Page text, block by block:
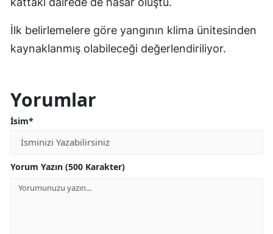
İlk belirlemelere göre yangının klima ünitesinden
kaynaklanmış olabileceği değerlendiriliyor.
Yorumlar
İsim*
Yorum Yazın (500 Karakter)